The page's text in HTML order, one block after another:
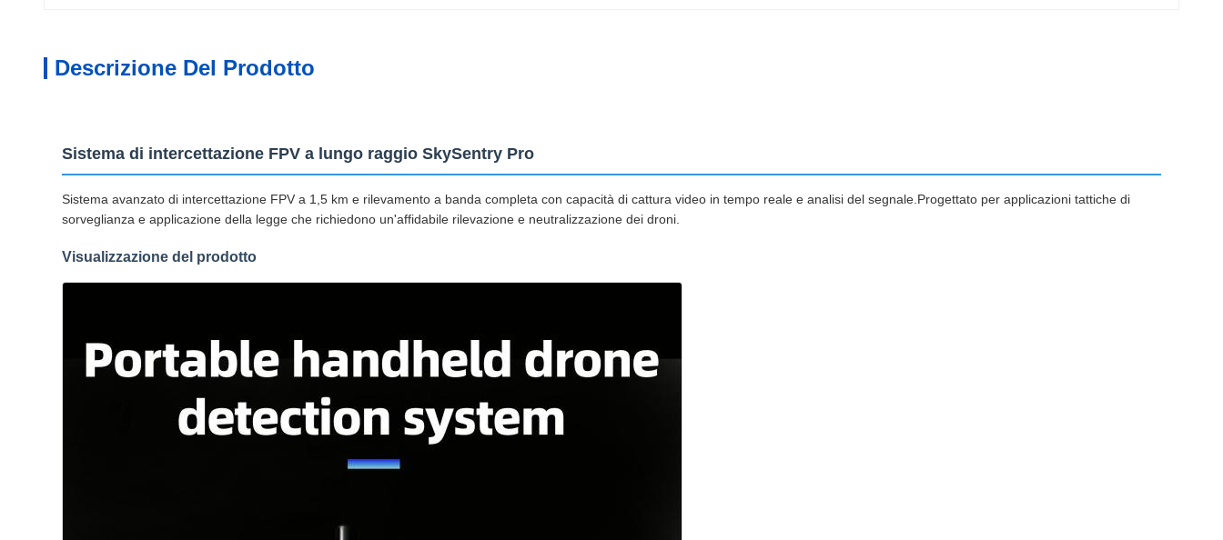
Descrizione Del Prodotto
Sistema di intercettazione FPV a lungo raggio SkySentry Pro
Sistema avanzato di intercettazione FPV a 1,5 km e rilevamento a banda completa con capacità di cattura video in tempo reale e analisi del segnale.Progettato per applicazioni tattiche di
sorveglianza e applicazione della legge che richiedono un'affidabile rilevazione e neutralizzazione dei droni.
Visualizzazione del prodotto